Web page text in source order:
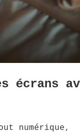
écrans
numérique,